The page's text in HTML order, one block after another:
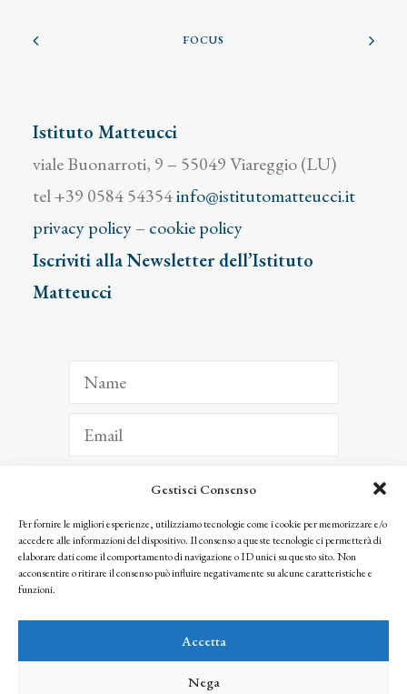
Gestisci Consenso
Per fornire le migliori esperienze, utilizziamo tecnologie come i cookie per memorizzare e/o
accedere alle informazioni del dispositivo. Il consenso a queste tecnologie ci permetterà di
elaborare dati come il comportamento di navigazione o ID unici su questo sito. Non
acconsentire o ritirare il consenso può influire negativamente su alcune caratteristiche e
funzioni.
Accetta
Nega
FOCUS
Istituto Matteucci
viale Buonarroti, 9 – 55049 Viareggio (LU)
tel +39 0584 54354info@istitutomatteucci.it
privacy policy– cookie policy
Iscriviti alla Newsletter dell’Istituto
Matteucci
ISCRIVITI
Facendo clic per iscriverti, riconosci che le tue informazioni saranno trattate
seguendo la nostra Privacy Policy
© 2025 Istituto Matteucci. All right reserved
l’autorizzazione scritta dei proprietari dei diritti e dell’Istituto Matteucci